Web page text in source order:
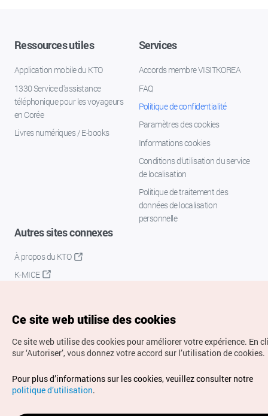
Ressources utiles
Application mobile du KTO
1330 Service d'assistance
téléphonique pour les voyageurs
en Corée
Livres numériques / E-books
Services
Accords membre VISITKOREA
FAQ
Politique de confidentialité
Paramètres des cookies
Informations cookies
Conditions d’utilisation du service
de localisation
Politique de traitement des
données de localisation
personnelle
Autres sites connexes
À propos du KTO
K-MICE
Droits d’auteur (c) Office National du Tourisme en Corée.
Tous droits réservés.
Pour les rapports d'erreurs et demandes de renseignements,
adressez vos demandes à
Ce site web utilise des cookies
Ce site web utilise des cookies pour améliorer votre expérience. En
sur ‘Autoriser’, vous donnez votre accord sur l’utilisation de cookies.
Pour plus d’informations sur les cookies, veuillez consulter notre
politique d’utilisation.